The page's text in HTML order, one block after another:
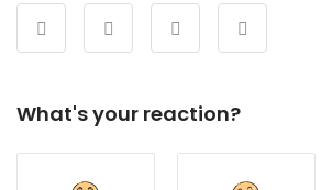
What's your reaction?